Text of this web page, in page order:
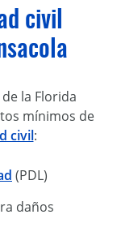
civil
la Florida
mínimos de
civil:
(PDL)
daños